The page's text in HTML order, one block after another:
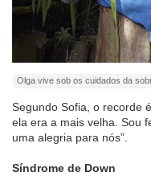
Olga vive sob os cuidados da
Segundo Sofia, o recorde
ela era a mais velha. Sou
uma alegria para nós”.
Síndrome de Down